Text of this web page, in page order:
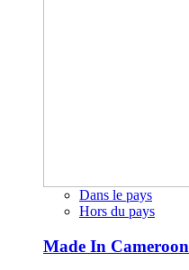
Dans le pays
Hors du pays
Made In Cameroon